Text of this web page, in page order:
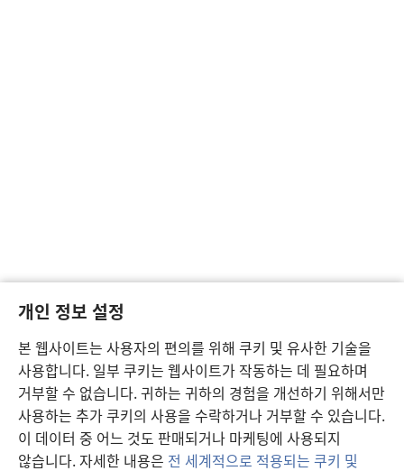
개인 정보 설정
본 웹사이트는 사용자의 편의를 위해 쿠키 및 유사한 기술을
사용합니다. 일부 쿠키는 웹사이트가 작동하는 데 필요하며
거부할 수 없습니다. 귀하는 귀하의 경험을 개선하기 위해서만
사용하는 추가 쿠키의 사용을 수락하거나 거부할 수 있습니다.
이 데이터 중 어느 것도 판매되거나 마케팅에 사용되지
않습니다. 자세한 내용은 전 세계적으로 적용되는 쿠키 및